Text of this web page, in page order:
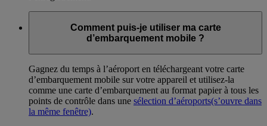
Comment puis-je utiliser ma carte
d’embarquement mobile ?
Gagnez du temps à l’aéroport en téléchargeant votre carte
d’embarquement mobile sur votre appareil et utilisez-la
comme une carte d’embarquement au format papier à tous les
points de contrôle dans une sélection d’aéroports(s’ouvre dans
la même fenêtre).